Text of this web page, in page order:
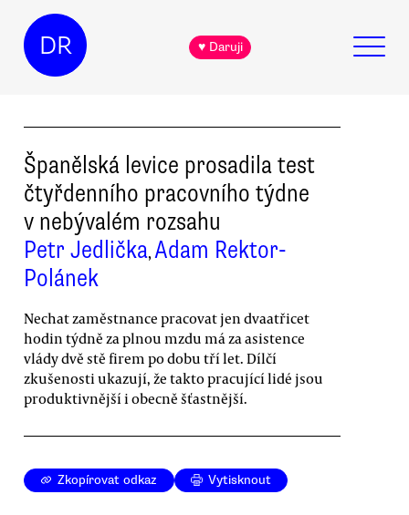
DR ♥ Daruji
Španělská levice prosadila test
čtyřdenního pracovního týdne
v nebývalém rozsahu
Petr Jedlička,Adam Rektor-
Polánek
Nechat zaměstnance pracovat jen dvaatřicet
hodin týdně za plnou mzdu má za asistence
vlády dvě stě firem po dobu tří let. Dílčí
zkušenosti ukazují, že takto pracující lidé jsou
produktivnější i obecně šťastnější.
Zkopírovat odkaz Vytisknout